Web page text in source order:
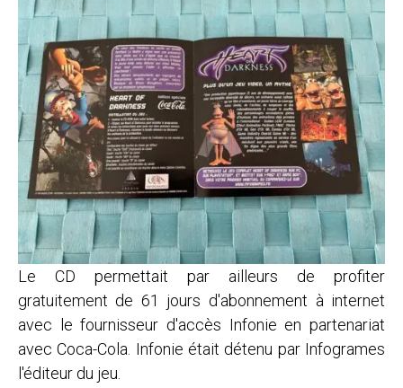
Le CD permettait par ailleurs de profiter
gratuitement de 61 jours d'abonnement à internet
avec le fournisseur d'accès Infonie en partenariat
avec Coca-Cola. Infonie était détenu par Infogrames
l'éditeur du jeu.